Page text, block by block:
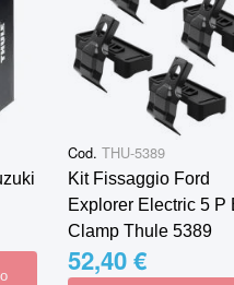
Cod. THU-5389
Kit Fissaggio Ford
Explorer Electric 5 P
Clamp Thule 5389
52,40 €